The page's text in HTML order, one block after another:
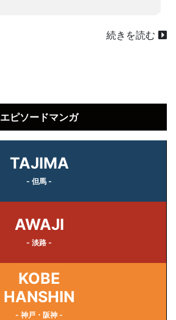
続きを読む
エピソードマンガ
TAJIMA
- 但馬 -
AWAJI
- 淡路 -
KOBE
HANSHIN
- 神戸・阪神 -